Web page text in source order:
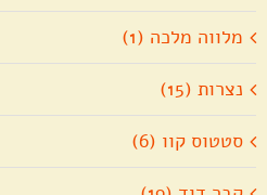
מלווה מלכה (1)
נצרות (15)
סטטוס קוו (6)